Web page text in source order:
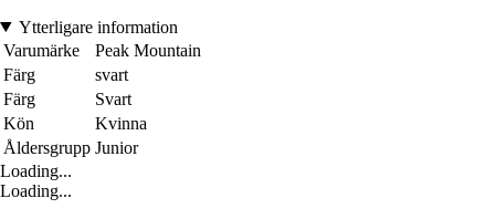
Ytterligare information
Varumärke
Peak Mountain
Färg
svart
Färg
Svart
Kön
Kvinna
Åldersgrupp Junior
Loading...
Loading...